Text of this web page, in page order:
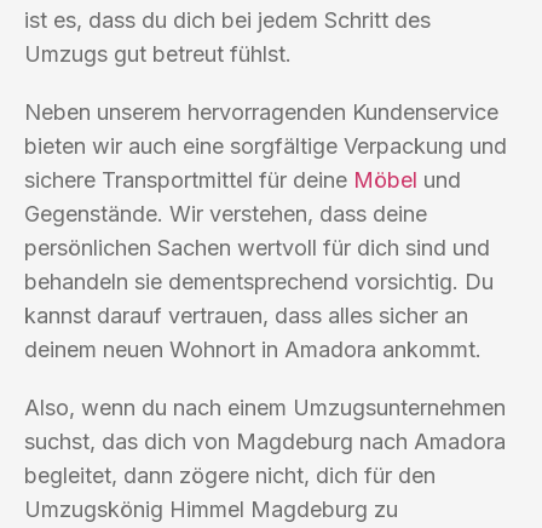
ist es, dass du dich bei jedem Schritt des
Umzugs gut betreut fühlst.
Neben unserem hervorragenden Kundenservice
bieten wir auch eine sorgfältige Verpackung und
sichere Transportmittel für deine Möbel und
Gegenstände. Wir verstehen, dass deine
persönlichen Sachen wertvoll für dich sind und
behandeln sie dementsprechend vorsichtig. Du
kannst darauf vertrauen, dass alles sicher an
deinem neuen Wohnort in Amadora ankommt.
Also, wenn du nach einem Umzugsunternehmen
suchst, das dich von Magdeburg nach Amadora
begleitet, dann zögere nicht, dich für den
Umzugskönig Himmel Magdeburg zu